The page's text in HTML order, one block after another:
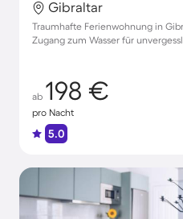
Gibraltar
Traumhafte Ferienwohnung in
Zugang zum Wasser für
ab 198 €
pro Nacht
5.0